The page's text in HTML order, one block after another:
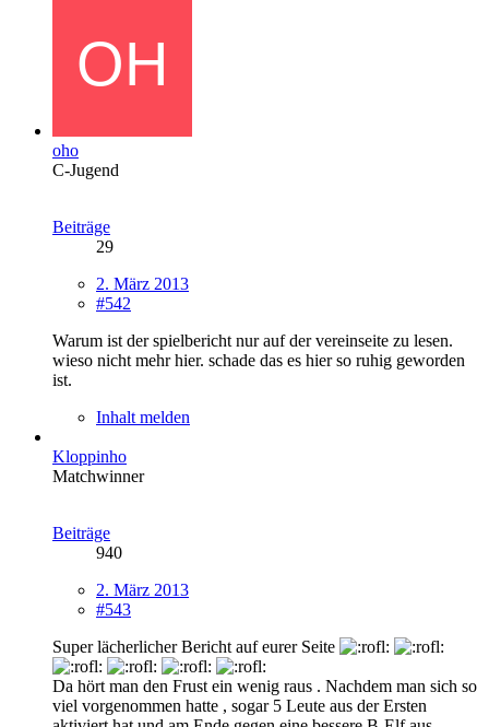
oho
C-Jugend
Beiträge
29
2. März 2013
#542
Warum ist der spielbericht nur auf der vereinseite zu lesen.
wieso nicht mehr hier. schade das es hier so ruhig geworden
ist.
Inhalt melden
Kloppinho
Matchwinner
Beiträge
940
2. März 2013
#543
Super lächerlicher Bericht auf eurer Seite
Da hört man den Frust ein wenig raus . Nachdem man sich so
viel vorgenommen hatte , sogar 5 Leute aus der Ersten